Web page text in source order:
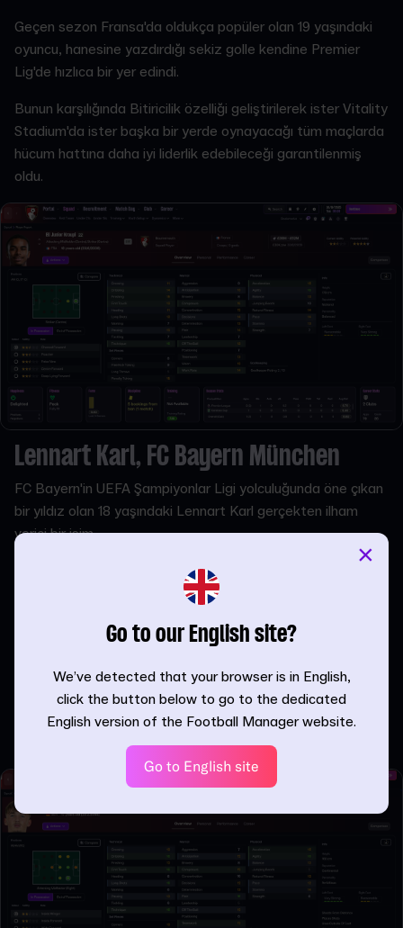
Geçen sezon Fransa'da oldukça popüler olan 19 yaşındaki
oyuncu, hanesine yazdırdığı sekiz golle kendine Premier
Lig'de hızlıca bir yer edindi.
Bunun karşılığında Bitiricilik özelliği geliştirilerek ister Vitality
Stadium'da ister başka bir yerde oynayacağı tüm maçlarda
hücum hattına daha iyi liderlik edebileceği garantilenmiş
oldu.
Lennart Karl, FC Bayern München
FC Bayern'in UEFA Şampiyonlar Ligi yolculuğunda öne çıkan
bir yıldız olan 18 yaşındaki Lennart Karl gerçekten ilham
verici bir isim.
Genç oyun kurucu, Vincent Kompany tarafından gösterilen
güvenin karşılığını vermesi ve Avrupa'nın en iyilerine karşı as
artmasını sağladı.
Bireysel Özellik değişiklikleri bakımından en belirgin
değişiklik İlk Kontrol özelliğinde. Bu değişiklik, en büyük
sahnelerde sergilediği muhteşem yakın kontrolü en iyi
biçimde yansıtıyor.
Go to our English site?
We’ve detected that your browser is in English,
click the button below to go to the dedicated
English version of the Football Manager website.
Go to English site
×